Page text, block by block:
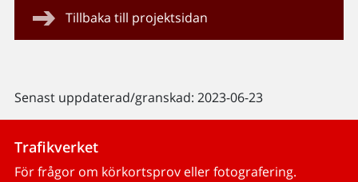
Tillbaka till projektsidan
Senast uppdaterad/granskad: 2023-06-23
Trafikverket
För frågor om körkortsprov eller fotografering.